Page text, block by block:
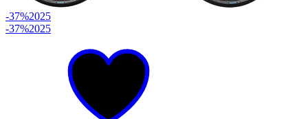
-37%2025
-37%2025